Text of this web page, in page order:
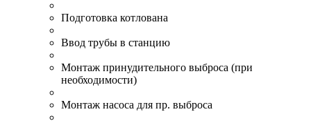
Подготовка котлована
Ввод трубы в станцию
Монтаж принудительного выброса (при
необходимости)
Монтаж насоса для пр. выброса